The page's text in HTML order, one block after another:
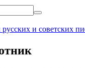
и советских